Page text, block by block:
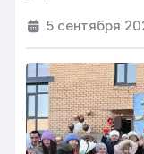
5 сентября